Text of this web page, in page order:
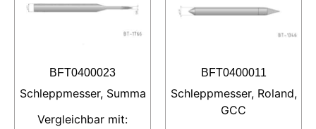
BFT0400023
Schleppmesser, Summa
Vergleichbar mit:
BFT0400011
Schleppmesser, Roland,
GCC